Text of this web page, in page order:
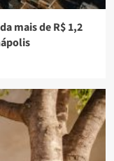
mais de R$ 1,2